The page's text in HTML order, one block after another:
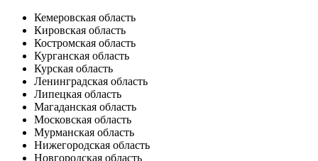
Кемеровская область
Кировская область
Костромская область
Курганская область
Курская область
Ленинградская область
Липецкая область
Магаданская область
Московская область
Мурманская область
Нижегородская область
Новгородская область